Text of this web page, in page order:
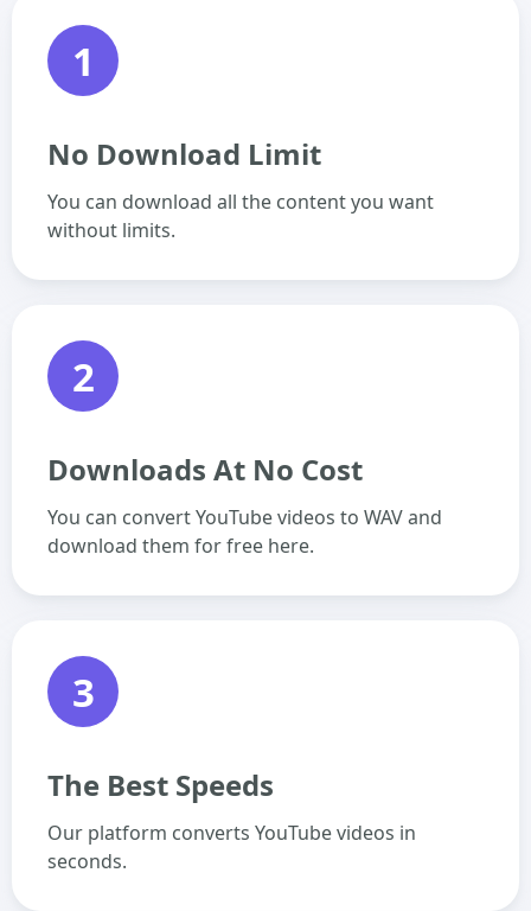
1
No Download Limit
You can download all the content you want
without limits.
2
Downloads At No Cost
You can convert YouTube videos to WAV and
download them for free here.
3
The Best Speeds
Our platform converts YouTube videos in
seconds.